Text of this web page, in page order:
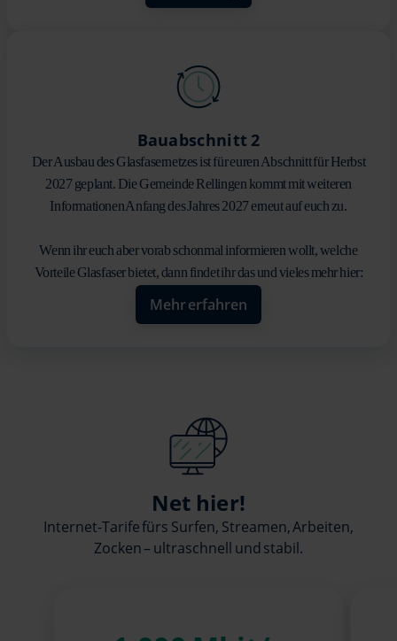
Bauabschnitt 2
Der Ausbau des Glasfasernetzes ist für euren Abschnitt für Herbst
2027 geplant. Die Gemeinde Rellingen kommt mit weiteren
Informationen Anfang des Jahres 2027 erneut auf euch zu.
Wenn ihr euch aber vorab schonmal informieren wollt, welche
Vorteile Glasfaser bietet, dann findet ihr das und vieles mehr hier:
Mehr erfahren
Net hier!
Internet-Tarife fürs Surfen, Streamen, Arbeiten,
Zocken – ultraschnell und stabil.